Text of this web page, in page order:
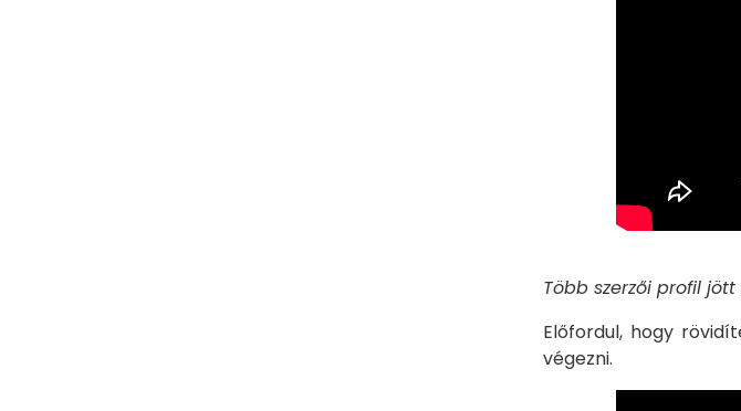
Több szerzői profil
Előfordul, hogy
végezni.